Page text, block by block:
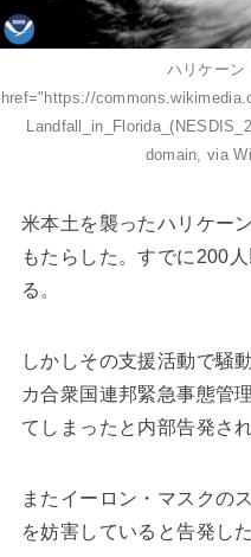
ハリケーン
href="https://
domain, via
米本土を襲ったハリケー
もたらした。すでに200
る。
しかしその支援活動で騒
カ合衆国連邦緊急事態管
てしまったと内部告発され
またイーロン・マスクの
を妨害していると告発した